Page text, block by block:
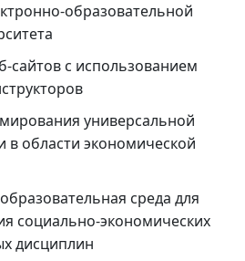
образовательной
сайтов с использованием
универсальной
в области экономической
среда для
социально-экономических
дисциплин